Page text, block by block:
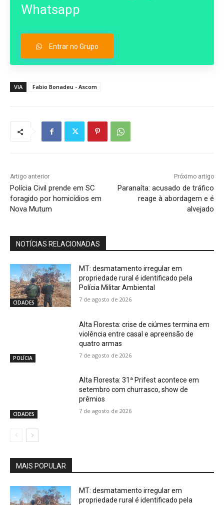
Whatsapp
Entrar no Grupo
VIA Fabio Bonadeu - Ascom
Artigo anterior
Polícia Civil prende em SC
foragido por homicídios em
Nova Mutum
Próximo artigo
Paranaíta: acusado de tráfico
reage à abordagem e é
alvejado
NOTÍCIAS RELACIONADAS
CIDADES
MT: desmatamento irregular em
propriedade rural é identificado pela
Polícia Militar Ambiental
7 de agosto de 2026
POLÍCIA
Alta Floresta: crise de ciúmes termina em
violência entre casal e apreensão de
quatro armas
7 de agosto de 2026
CIDADES
Alta Floresta: 31ª Prifest acontece em
setembro com churrasco, show de
prêmios
7 de agosto de 2026
MAIS POPULAR
MT: desmatamento irregular em
propriedade rural é identificado pela